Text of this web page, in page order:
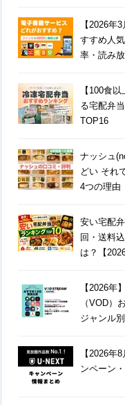
【2026年
すすめ人
率・読み
【100食
る宅配弁
TOP16
ナッシュ
どい それ
4つの理由
安い宅配
回・送料
は？【2026
【2026年
（VOD）
ジャンル
【2026年
ンペーン